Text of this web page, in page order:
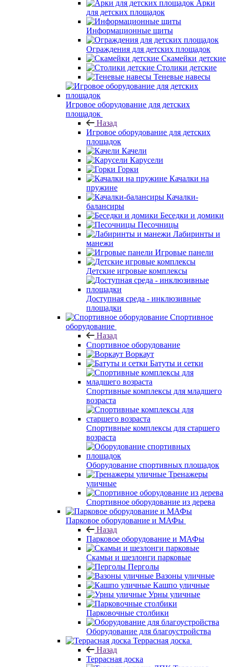
Арки
для детских площадок
Информационные щиты
Ограждения для детских площадок
Скамейки детские
Столики детские
Теневые навесы
Игровое оборудование для детских
площадок
Назад
Игровое оборудование для детских
площадок
Качели
Карусели
Горки
Качалки на
пружине
Качалки-
балансиры
Беседки и домики
Песочницы
Лабиринты и
манежи
Игровые панели
Детские игровые комплексы
Доступная среда - инклюзивные
площадки
Спортивное
оборудование
Назад
Спортивное оборудование
Воркаут
Батуты и сетки
Спортивные комплексы для младшего
возраста
Спортивные комплексы для старшего
возраста
Оборудование спортивных площадок
Тренажеры
уличные
Спортивное оборудование из дерева
Парковое оборудование и МАФы
Назад
Парковое оборудование и МАФы
Скамьи и шезлонги парковые
Перголы
Вазоны уличные
Кашпо уличные
Урны уличные
Парковочные столбики
Оборудование для благоустройства
Террасная доска
Назад
Террасная доска